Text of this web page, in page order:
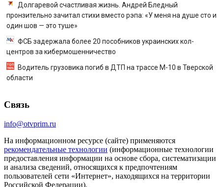
Долгаревой счастливая жизнь. Андрей Бледный
пронзительно зачитал стихи вместо рэпа: «У меня на душе сто и
один шов — это туше»
ФСБ задержала более 20 пособников украинских кол-
центров за кибермошенничество
Водитель грузовика погиб в ДТП на трассе М-10 в Тверской
области
Связь
info@otvprim.ru
На информационном ресурсе (сайте) применяются
рекомендательные технологии (информационные технологии
предоставления информации на основе сбора, систематизации
и анализа сведений, относящихся к предпочтениям
пользователей сети «Интернет», находящихся на территории
Российской Федерации).